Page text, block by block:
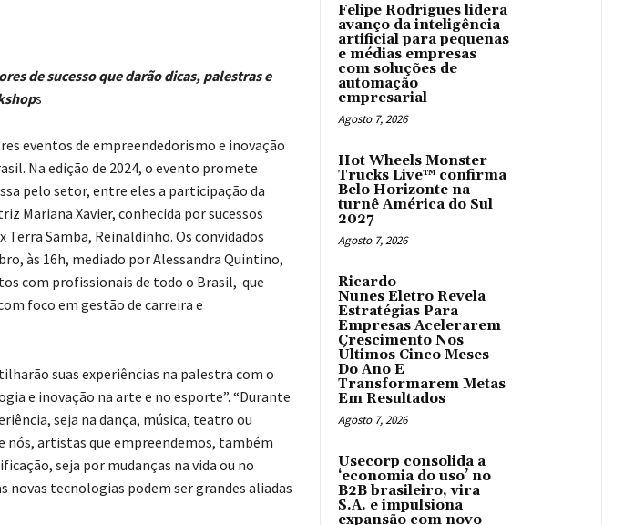
de sucesso que darão dicas, palestras e
s
eventos de empreendedorismo e inovação
Na edição de 2024, o evento promete
pelo setor, entre eles a participação da
Mariana Xavier, conhecida por sucessos
Terra Samba, Reinaldinho. Os convidados
às 16h, mediado por Alessandra Quintino,
com profissionais de todo o Brasil, que
foco em gestão de carreira e
suas experiências na palestra com o
e inovação na arte e no esporte”. “Durante
seja na dança, música, teatro ou
nós, artistas que empreendemos, também
seja por mudanças na vida ou no
novas tecnologias podem ser grandes aliadas
Felipe Rodrigues lidera
avanço da inteligência
artificial para pequenas
e médias empresas
com soluções de
automação
empresarial
Agosto 7, 2026
Hot Wheels Monster
Trucks Live™ confirma
Belo Horizonte na
turnê América do Sul
2027
Agosto 7, 2026
Ricardo
Nunes Eletro Revela
Estratégias Para
Empresas Acelerarem
Crescimento Nos
Últimos Cinco Meses
Do Ano E
Transformarem Metas
Em Resultados
Agosto 7, 2026
Usecorp consolida a
‘economia do uso’ no
B2B brasileiro, vira
S.A. e impulsiona
expansão com novo